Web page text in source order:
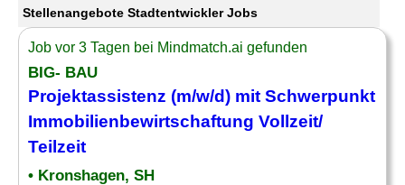
Stellenangebote Stadtentwickler Jobs
Job vor 3 Tagen bei Mindmatch.ai gefunden
BIG- BAU
Projektassistenz (m/w/d) mit Schwerpunkt
Immobilienbewirtschaftung Vollzeit/
Teilzeit
• Kronshagen, SH